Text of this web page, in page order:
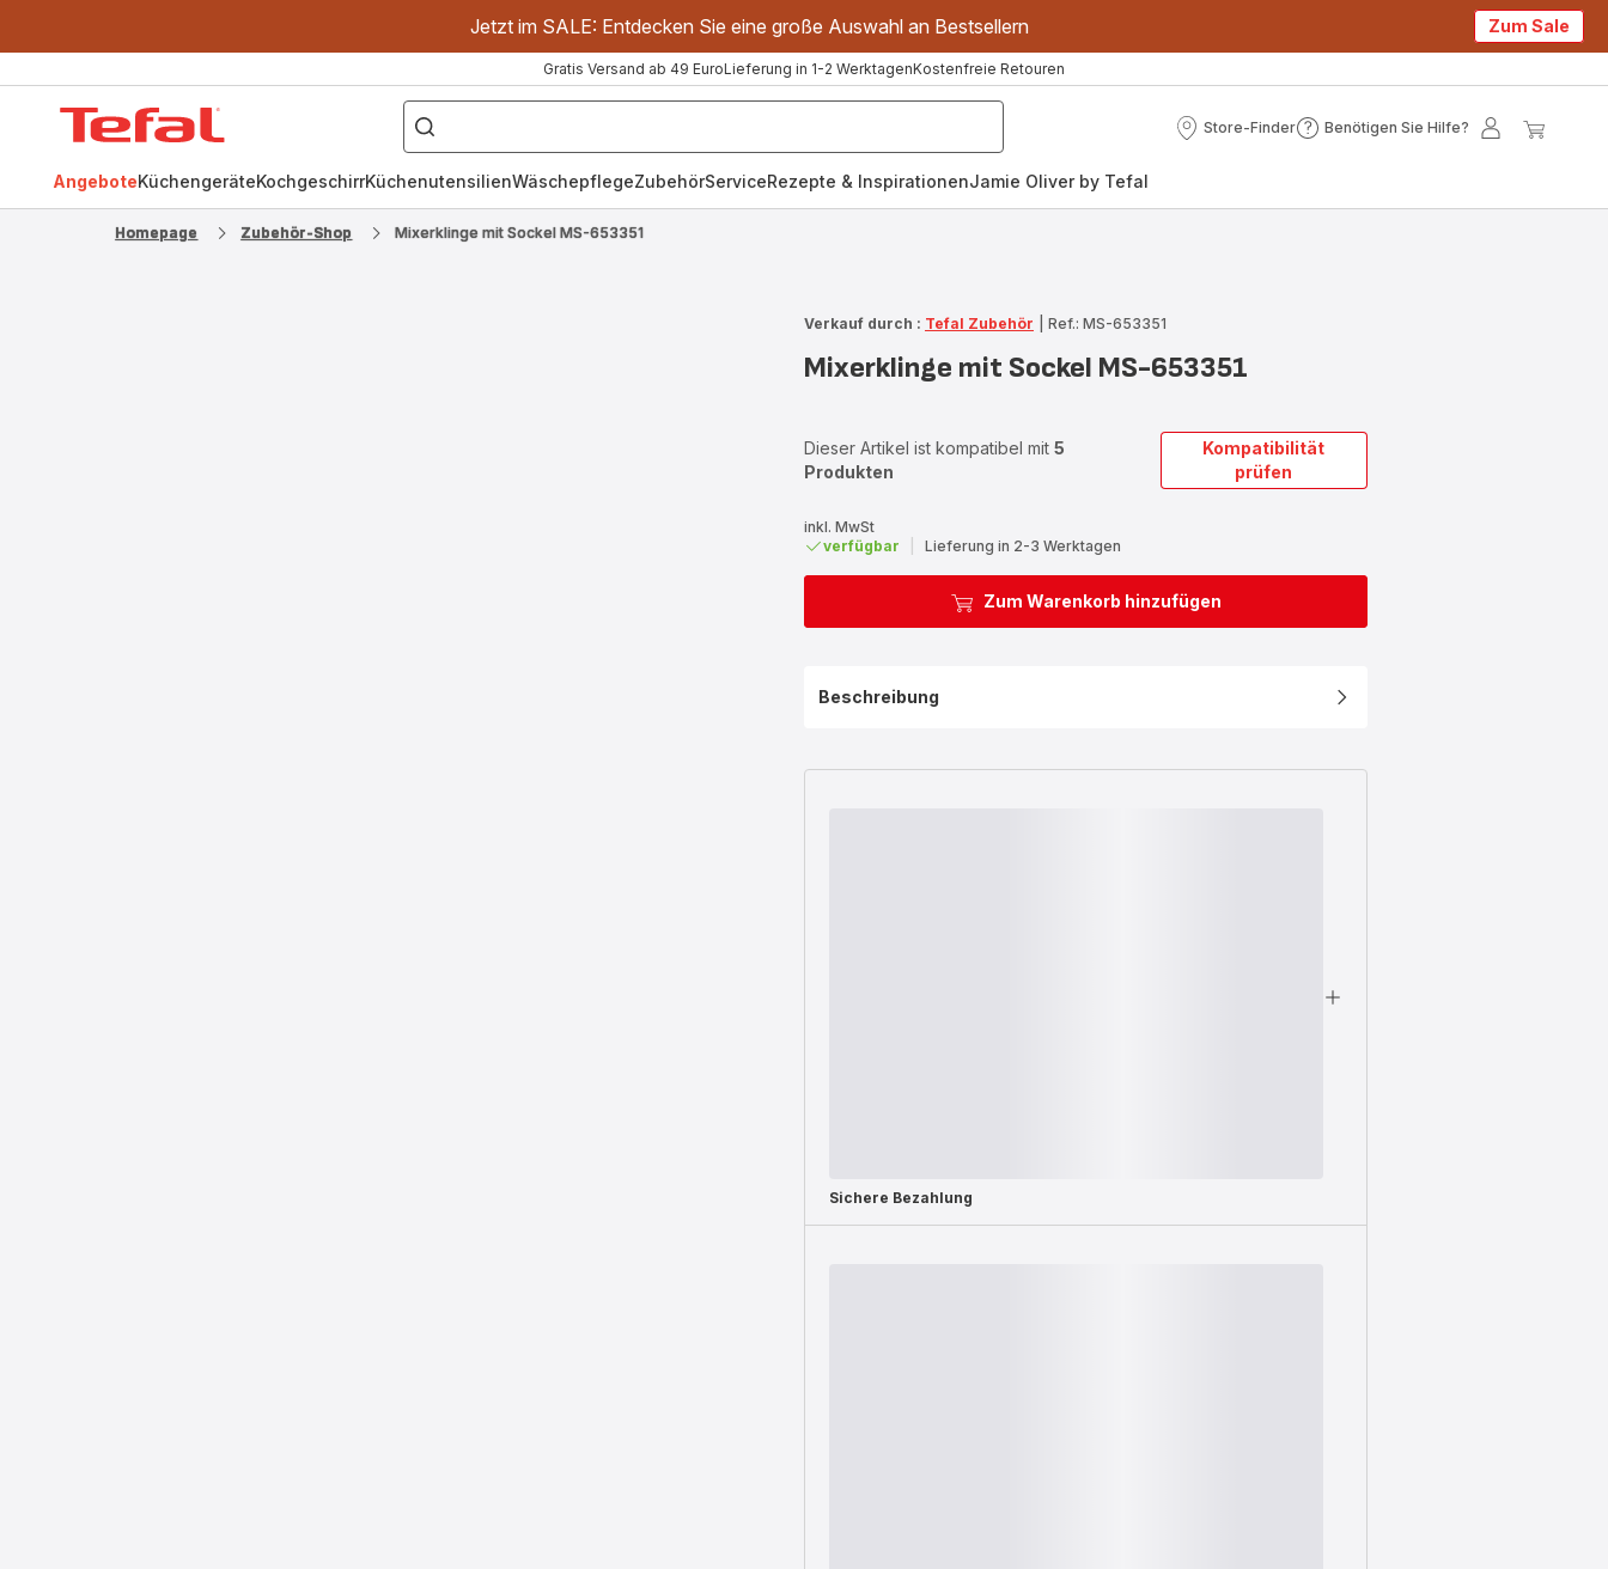
Jetzt im SALE: Entdecken Sie eine große Auswahl an Bestsellern Zum Sale
Gratis Versand ab 49 EuroLieferung in 1-2 WerktagenKostenfreie Retouren
["OptiGrill","Easy
Fry","Pfanne"]
Store-Finder
Store-
Benötigen Sie Hilfe?
Benötigen
Mein
AngeboteKüchengeräteKochgeschirrKüchenutensilienWäschepflegeZubehörServiceRezepte & InspirationenJamie Oliver by Tefal
Homepage Zubehör-Shop Mixerklinge mit Sockel MS-653351
Verkauf durch : Tefal Zubehör Ref.: MS-653351
Mixerklinge mit Sockel MS-653351
Dieser Artikel ist kompatibel mit 5
Produkten
Kompatibilität
prüfen
inkl. MwSt
verfügbar
Lieferung in 2-3 Werktagen
Zum Warenkorb hinzufügen
Beschreibung
Sichere Bezahlung